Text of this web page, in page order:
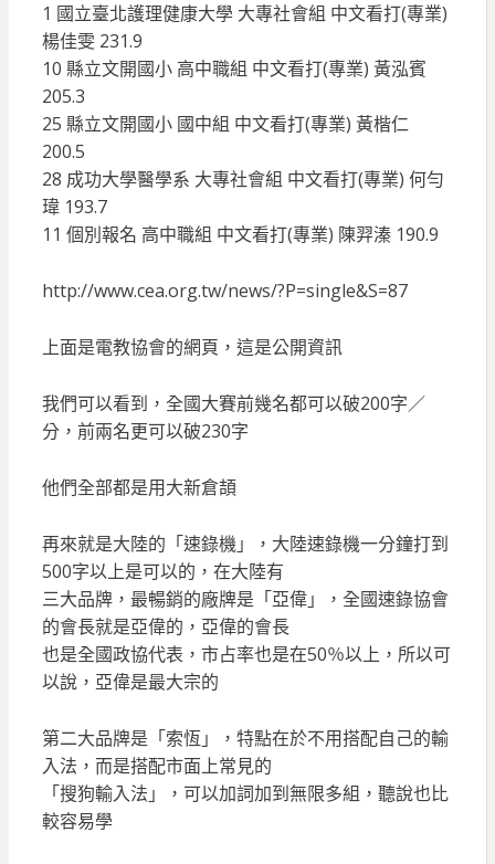
1 國立臺北護理健康大學 大專社會組 中文看打(專業)
楊佳雯 231.9
10 縣立文開國小 高中職組 中文看打(專業) 黃泓賓
205.3
25 縣立文開國小 國中組 中文看打(專業) 黃楷仁
200.5
28 成功大學醫學系 大專社會組 中文看打(專業) 何勻
瑋 193.7
11 個別報名 高中職組 中文看打(專業) 陳羿溱 190.9
http://www.cea.org.tw/news/?P=single&S=87
上面是電教協會的網頁，這是公開資訊
我們可以看到，全國大賽前幾名都可以破200字／
分，前兩名更可以破230字
他們全部都是用大新倉頡
再來就是大陸的「速錄機」，大陸速錄機一分鐘打到
500字以上是可以的，在大陸有
三大品牌，最暢銷的廠牌是「亞偉」，全國速錄協會
的會長就是亞偉的，亞偉的會長
也是全國政協代表，市占率也是在50％以上，所以可
以說，亞偉是最大宗的
第二大品牌是「索恆」，特點在於不用搭配自己的輸
入法，而是搭配市面上常見的
「搜狗輸入法」，可以加詞加到無限多組，聽說也比
較容易學